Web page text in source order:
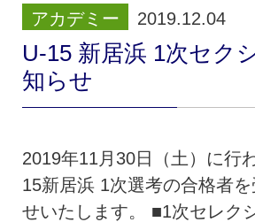
アカデミー 2019.12.04
U-15 新居浜 1次セク
知らせ
2019年11月30日（土）に行
15新居浜 1次選考の合格者
せいたします。 ■1次セレク